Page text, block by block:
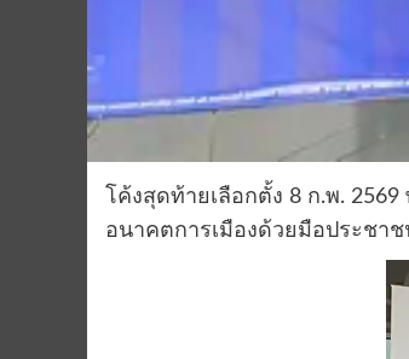
โค้งสุดท้ายเลือกตั้ง 8 ก.พ.
อนาคตการเมืองด้วยมือประชา